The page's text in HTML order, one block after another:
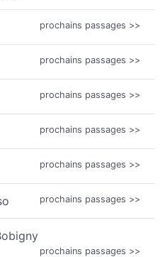
prochains passages >>
prochains passages >>
prochains passages >>
prochains passages >>
prochains passages >>
prochains passages >>
prochains passages >>